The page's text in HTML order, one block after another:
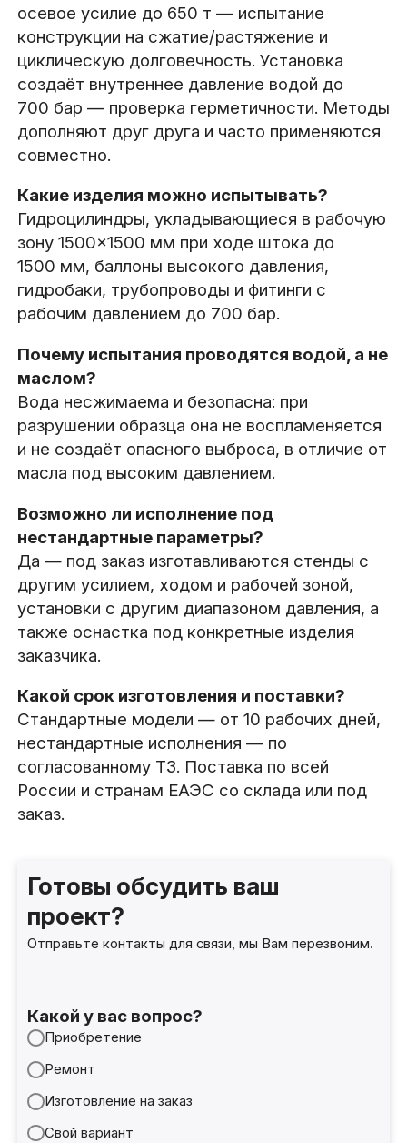
осевое усилие до 650 т — испытание
конструкции на сжатие/растяжение и
циклическую долговечность. Установка
создаёт внутреннее давление водой до
700 бар — проверка герметичности. Методы
дополняют друг друга и часто применяются
совместно.
Какие изделия можно испытывать?
Гидроцилиндры, укладывающиеся в рабочую
зону 1500×1500 мм при ходе штока до
1500 мм, баллоны высокого давления,
гидробаки, трубопроводы и фитинги с
рабочим давлением до 700 бар.
Почему испытания проводятся водой, а не
маслом?
Вода несжимаема и безопасна: при
разрушении образца она не воспламеняется
и не создаёт опасного выброса, в отличие от
масла под высоким давлением.
Возможно ли исполнение под
нестандартные параметры?
Да — под заказ изготавливаются стенды с
другим усилием, ходом и рабочей зоной,
установки с другим диапазоном давления, а
также оснастка под конкретные изделия
заказчика.
Какой срок изготовления и поставки?
Стандартные модели — от 10 рабочих дней,
нестандартные исполнения — по
согласованному ТЗ. Поставка по всей
России и странам ЕАЭС со склада или под
заказ.
Готовы обсудить ваш
проект?
Отправьте контакты для связи, мы Вам перезвоним.
Какой у вас вопрос?
Приобретение
Ремонт
Изготовление на заказ
Свой вариант